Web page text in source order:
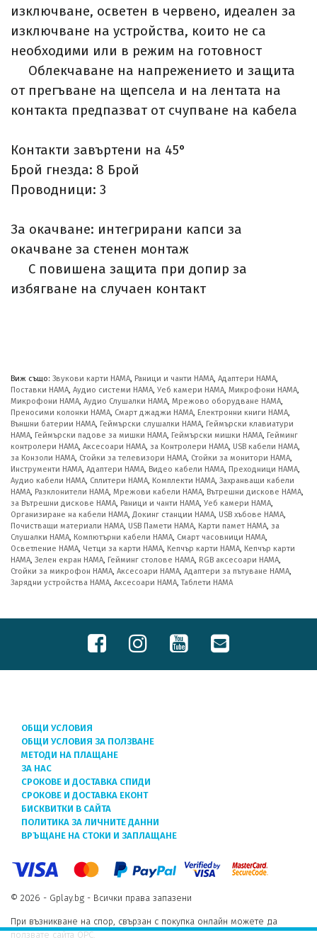
изключване, осветен в червено, идеален за
изключване на устройства, които не са
необходими или в режим на готовност
Облекчаване на напрежението и защита
от прегъване на щепсела и на лентата на
контакта предпазват от счупване на кабела
Контакти завъртени на 45°
Брой гнезда: 8 Брой
Проводници: 3
За окачване: интегрирани капси за
окачване за стенен монтаж
С повишена защита при допир за
избягване на случаен контакт
Виж също: Звукови карти HAMA, Раници и чанти HAMA, Адаптери HAMA,
Поставки HAMA, Аудио системи HAMA, Уеб камери HAMA, Микрофони HAMA,
Микрофони HAMA, Аудио Слушалки HAMA, Мрежово оборудване HAMA,
Преносими колонки HAMA, Смарт джаджи HAMA, Електронни книги HAMA,
Външни батерии HAMA, Геймърски слушалки HAMA, Геймърски клавиатури
HAMA, Геймърски падове за мишки HAMA, Геймърски мишки HAMA, Гейминг
контролери HAMA, Аксесоари HAMA, за Контролери HAMA, USB кабели HAMA,
за Конзоли HAMA, Стойки за телевизори HAMA, Стойки за монитори HAMA,
Инструменти HAMA, Адаптери HAMA, Видео кабели HAMA, Преходници HAMA,
Аудио кабели HAMA, Сплитери HAMA, Комплекти HAMA, Захранващи кабели
HAMA, Разклонители HAMA, Мрежови кабели HAMA, Вътрешни дискове HAMA,
за Вътрешни дискове HAMA, Раници и чанти HAMA, Уеб камери HAMA,
Организиране на кабели HAMA, Докинг станции HAMA, USB хъбове HAMA,
Почистващи материали HAMA, USB Памети HAMA, Карти памет HAMA, за
Слушалки HAMA, Компютърни кабели HAMA, Смарт часовници HAMA,
Осветление HAMA, Четци за карти HAMA, Кепчър карти HAMA, Кепчър карти
HAMA, Зелен екран HAMA, Гейминг столове HAMA, RGB аксесоари HAMA,
Стойки за микрофон HAMA, Аксесоари HAMA, Адаптери за пътуване HAMA,
Зарядни устройства HAMA, Аксесоари HAMA,Таблети HAMA
ОБЩИ УСЛОВИЯ
ОБЩИ УСЛОВИЯ ЗА ПОЛЗВАНЕ
МЕТОДИ НА ПЛАЩАНЕ
ЗА НАС
СРОКОВЕ И ДОСТАВКА СПИДИ
СРОКОВЕ И ДОСТАВКА ЕКОНТ
БИСКВИТКИ В САЙТА
ПОЛИТИКА ЗА ЛИЧНИТЕ ДАННИ
ВРЪЩАНЕ НА СТОКИ И ЗАПЛАЩАНЕ
© 2026 - Gplay.bg - Всички права запазени
При възникване на спор, свързан с покупка онлайн можете да
ползвате сайта ОРС.